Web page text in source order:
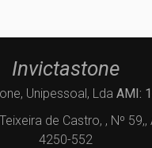
Invictastone
Unipessoal, Lda AMI:
de Castro, , Nº
4250-552